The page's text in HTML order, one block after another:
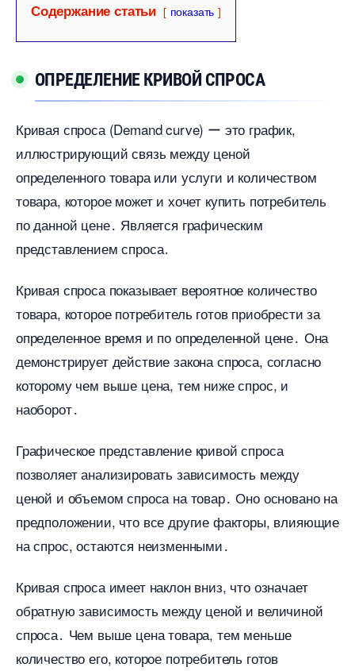
Содержание статьи показать
ОПРЕДЕЛЕНИЕ КРИВОЙ СПРОСА
Кривая спроса (Demand curve) ー это график,
иллюстрирующий связь между ценой
определенного товара или услуги и количеством
товара, которое может и хочет купить потребитель
по данной цене․ Является графическим
представлением спроса․
Кривая спроса показывает вероятное количество
товара, которое потребитель готов приобрести за
определенное время и по определенной цене․ Она
демонстрирует действие закона спроса, согласно
которому чем выше цена, тем ниже спрос, и
наоборот․
Графическое представление кривой спроса
позволяет анализировать зависимость между
ценой и объемом спроса на товар․ Оно основано на
предположении, что все другие факторы, влияющие
на спрос, остаются неизменными․
Кривая спроса имеет наклон вниз, что означает
обратную зависимость между ценой и величиной
спроса․ Чем выше цена товара, тем меньше
количество его, которое потребитель гото